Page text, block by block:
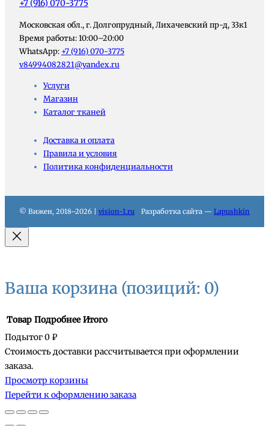
+7 (916) 070-3775
Московская обл., г. Долгопрудный, Лихачевский пр-д, 33к1
Время работы: 10:00–20:00
WhatsApp: +7 (916) 070-3775
v84994082821@yandex.ru
Услуги
Магазин
Каталог тканей
Доставка и оплата
Правила и условия
Политика конфиденциальности
© Вижен, 2018–2026 | vision-1.ru Разработка сайта — Lapushkin
Ваша корзина (позиций: 0)
Товары
в
корзине
Товар Подробнее Итого
Подытог0 ₽
Стоимость доставки рассчитывается при оформлении
заказа.
Просмотр корзины
Перейти к оформлению заказа